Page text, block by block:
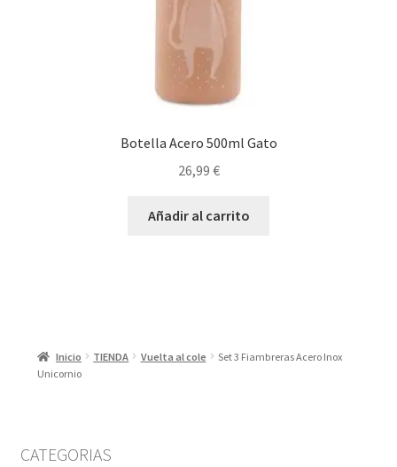
Botella Acero 500ml Gato
26,99 €
Añadir al carrito
Inicio TIENDA Vuelta al cole
Set 3 Fiambreras Acero Inox
Unicornio
CATEGORIAS